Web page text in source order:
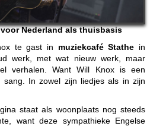
Nederland als thuisbasis
te gast in muziekcafé Stathe in
werk, met wat nieuw werk, maar
verhalen. Want Will Knox is een
sang. In zowel zijn liedjes als in zijn
staat als woonplaats nog steeds
want deze sympathieke Engelse